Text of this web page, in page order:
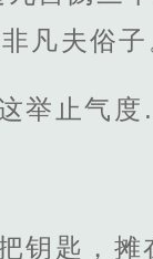
凡夫俗子
举止气
钥匙，摊